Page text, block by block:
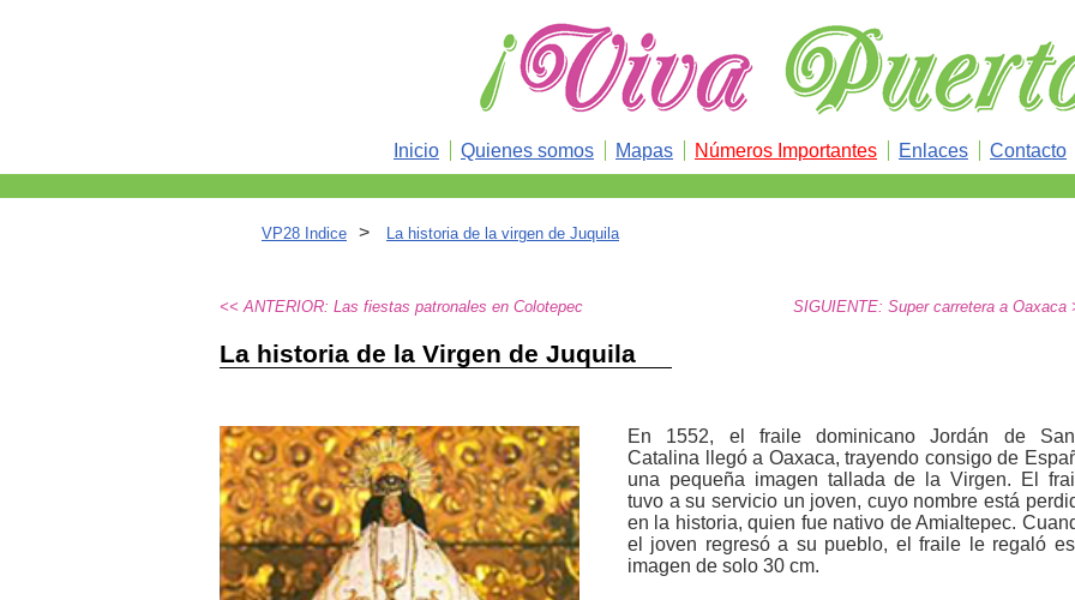
Inicio Quienes somos Mapas Números Importantes Enlaces Contacto
VP28 Indice > La historia de la virgen de Juquila
<< ANTERIOR: Las fiestas patronales en Colotepec SIGUIENTE: Super carretera a Oaxaca
La historia de la Virgen de Juquila
En 1552, el fraile dominicano Jordán de
Catalina llegó a Oaxaca, trayendo consigo de
una pequeña imagen tallada de la Virgen. El
tuvo a su servicio un joven, cuyo nombre está
en la historia, quien fue nativo de Amialtepec.
el joven regresó a su pueblo, el fraile le regaló
imagen de solo 30 cm.